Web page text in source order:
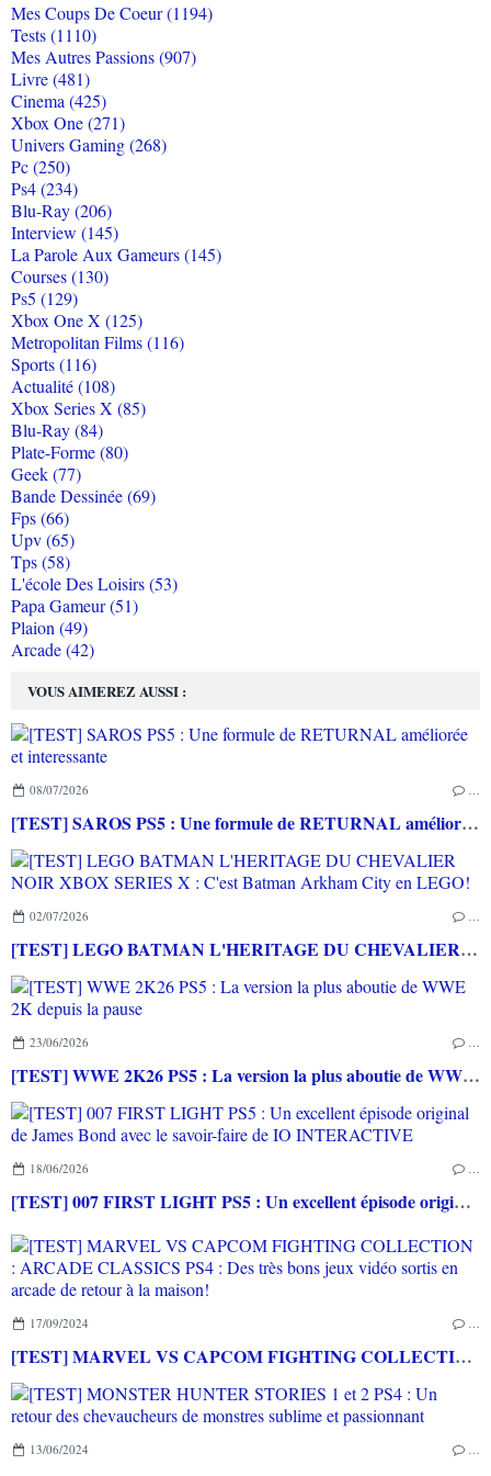
VOUS AIMEREZ AUSSI :
08/07/2026 …
[TEST] SAROS PS5 : Une formule de RETURNAL améliorée et interessante
02/07/2026 …
[TEST] LEGO BATMAN L'HERITAGE DU CHEVALIER NOIR XBOX SERIES X : C'est Batman Arkham City en LEGO!
23/06/2026 …
[TEST] WWE 2K26 PS5 : La version la plus aboutie de WWE 2K depuis la pause
18/06/2026 …
[TEST] 007 FIRST LIGHT PS5 : Un excellent épisode original de James Bond avec le savoir-faire de IO INTERACTIVE
17/09/2024 …
[TEST] MARVEL VS CAPCOM FIGHTING COLLECTION : ARCADE CLASSICS PS4 : Des très bons jeux vidéo sortis en arcade de retour à la maison!
13/06/2024 …
Mes Coups De Coeur (1194)
Tests (1110)
Mes Autres Passions (907)
Livre (481)
Cinema (425)
Xbox One (271)
Univers Gaming (268)
Pc (250)
Ps4 (234)
Blu-Ray (206)
Interview (145)
La Parole Aux Gameurs (145)
Courses (130)
Ps5 (129)
Xbox One X (125)
Metropolitan Films (116)
Sports (116)
Actualité (108)
Xbox Series X (85)
Blu-Ray (84)
Plate-Forme (80)
Geek (77)
Bande Dessinée (69)
Fps (66)
Upv (65)
Tps (58)
L'école Des Loisirs (53)
Papa Gameur (51)
Plaion (49)
Arcade (42)